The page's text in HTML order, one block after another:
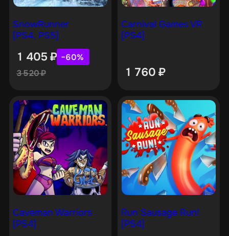
SnowRunner
[PS4, PS5]
1 405 ₽ −60%
3 520₽
Carnival Games VR
[PS4]
1 760 ₽
Caveman Warriors
[PS4]
Run Sausage Run!
[PS4]